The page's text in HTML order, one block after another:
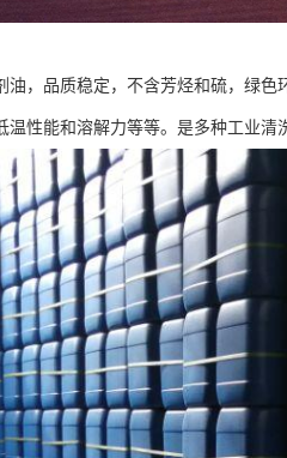
，品质稳定，不含芳烃和硫，绿
性能和溶解力等等。是多种工业清